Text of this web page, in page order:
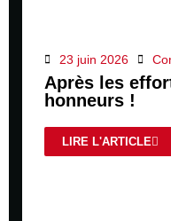
23 juin 2026
Après les
honneurs !
LIRE L'ARTICLE